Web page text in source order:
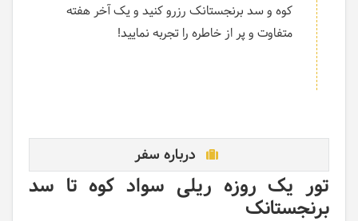
کوه و سد برنجستانک رزرو کنید و یک آخر هفته
متفاوت و پر از خاطره را تجربه نمایید!
درباره سفر
تور یک روزه ریلی سواد کوه تا سد
برنجستانک